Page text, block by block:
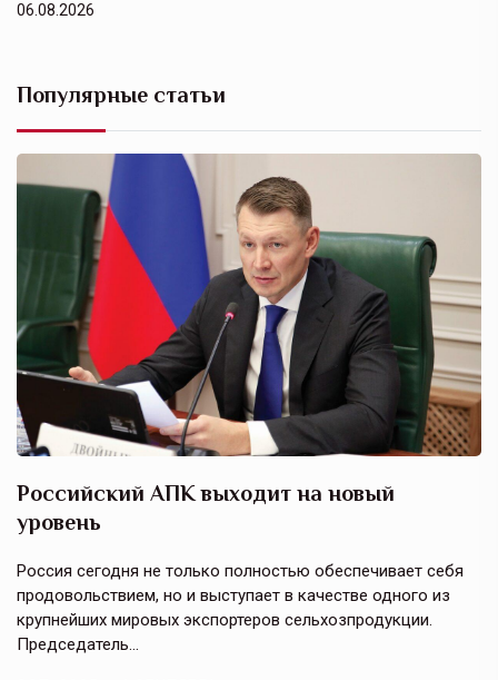
06.08.2026
Популярные статьи
Российский АПК выходит на новый
уровень
Россия сегодня не только полностью обеспечивает себя
продовольствием, но и выступает в качестве одного из
крупнейших мировых экспортеров сельхозпродукции.
Председатель…